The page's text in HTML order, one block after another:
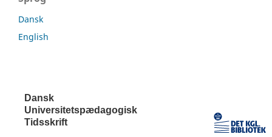
Dansk
English
Dansk
Universitetspædagogisk
Tidsskrift